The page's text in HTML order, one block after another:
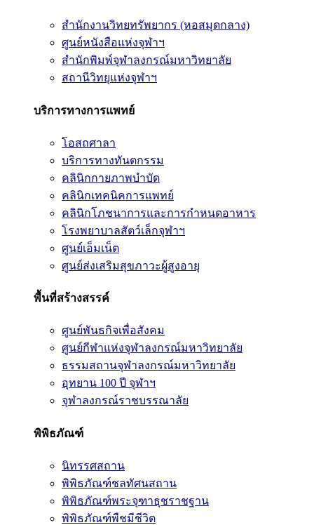
สำนักงานวิทยทรัพยากร (หอสมุดกลาง)
ศูนย์หนังสือแห่งจุฬาฯ
สำนักพิมพ์จุฬาลงกรณ์มหาวิทยาลัย
สถานีวิทยุแห่งจุฬาฯ
บริการทางการแพทย์
โอสถศาลา
บริการทางทันตกรรม
คลินิกกายภาพบำบัด
คลินิกเทคนิคการแพทย์
คลินิกโภชนาการและการกำหนดอาหาร
โรงพยาบาลสัตว์เล็กจุฬาฯ
ศูนย์เอ็มเน็ต
ศูนย์ส่งเสริมสุขภาวะผู้สูงอายุ
พื้นที่สร้างสรรค์
ศูนย์พันธกิจเพื่อสังคม
ศูนย์กีฬาแห่งจุฬาลงกรณ์มหาวิทยาลัย
ธรรมสถานจุฬาลงกรณ์มหาวิทยาลัย
อุทยาน 100 ปี จุฬาฯ
จุฬาลงกรณ์ราชบรรณาลัย
พิพิธภัณฑ์
นิทรรศสถาน
พิพิธภัณฑ์ชลทัศนสถาน
พิพิธภัณฑ์พระจุฑาธุชราชฐาน
พิพิธภัณฑ์พืชมีชีวิต